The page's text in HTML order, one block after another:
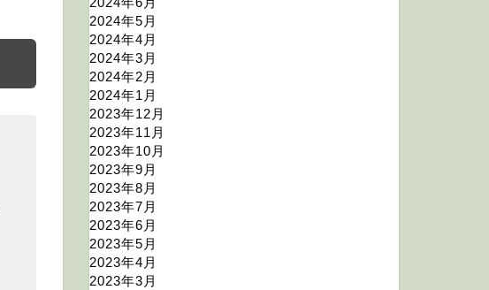
2024年5月
2024年4月
2024年3月
2024年2月
2024年1月
2023年12月
2023年11月
2023年10月
2023年9月
2023年8月
2023年7月
2023年6月
2023年5月
2023年4月
2023年3月